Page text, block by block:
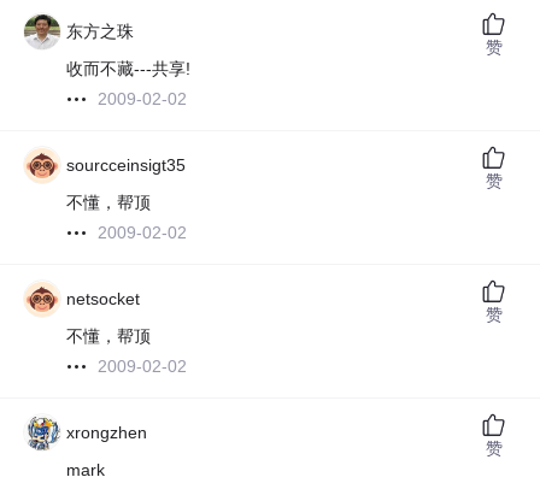
东方之珠
收而不藏---共享!
2009-02-02
赞
sourcceinsigt35
不懂，帮顶
2009-02-02
赞
netsocket
不懂，帮顶
2009-02-02
赞
xrongzhen
mark
赞